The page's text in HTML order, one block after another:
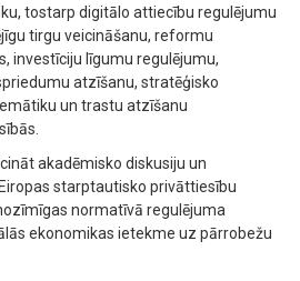
tostarp digitālo attiecību regulējumu
tirgu veicināšanu, reformu
investīciju līgumu regulējumu,
atzīšanu, stratēģisko
un trastu atzīšanu
akadēmisko diskusiju un
starptautisko privāttiesību
normatīvā regulējuma
ekonomikas ietekme uz pārrobežu